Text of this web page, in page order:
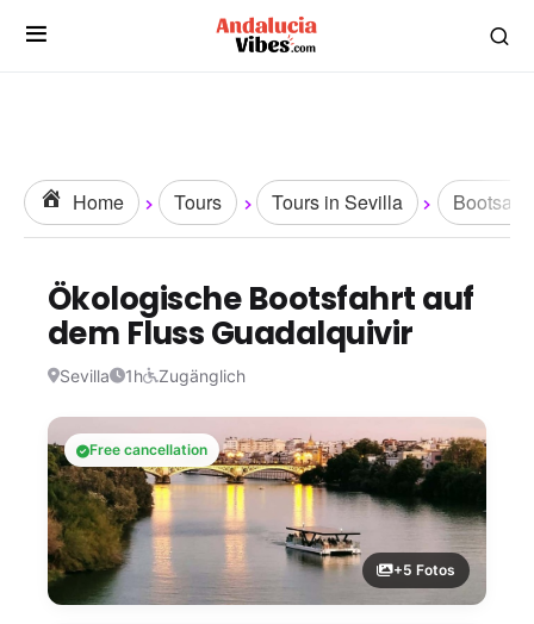
Home Tours Tours in Sevilla
Ökologische Bootsfahrt auf
dem Fluss Guadalquivir
Sevilla 1h Zugänglich
Free cancellation
+5 Fotos